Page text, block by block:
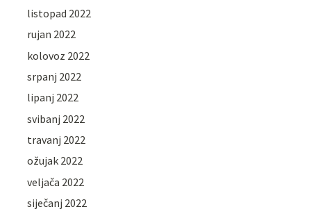
listopad 2022
rujan 2022
kolovoz 2022
srpanj 2022
lipanj 2022
svibanj 2022
travanj 2022
ožujak 2022
veljača 2022
siječanj 2022